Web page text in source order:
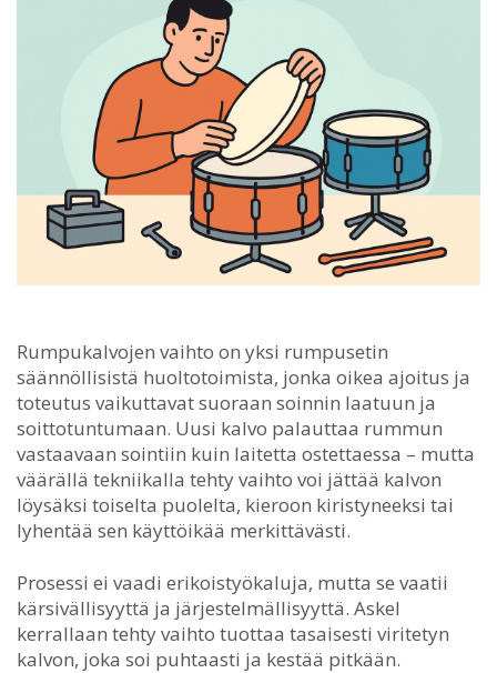
Rumpukalvojen vaihto on yksi rumpusetin
säännöllisistä huoltotoimista, jonka oikea ajoitus ja
toteutus vaikuttavat suoraan soinnin laatuun ja
soittotuntumaan. Uusi kalvo palauttaa rummun
vastaavaan sointiin kuin laitetta ostettaessa – mutta
väärällä tekniikalla tehty vaihto voi jättää kalvon
löysäksi toiselta puolelta, kieroon kiristyneeksi tai
lyhentää sen käyttöikää merkittävästi.
Prosessi ei vaadi erikoistyökaluja, mutta se vaatii
kärsivällisyyttä ja järjestelmällisyyttä. Askel
kerrallaan tehty vaihto tuottaa tasaisesti viritetyn
kalvon, joka soi puhtaasti ja kestää pitkään.